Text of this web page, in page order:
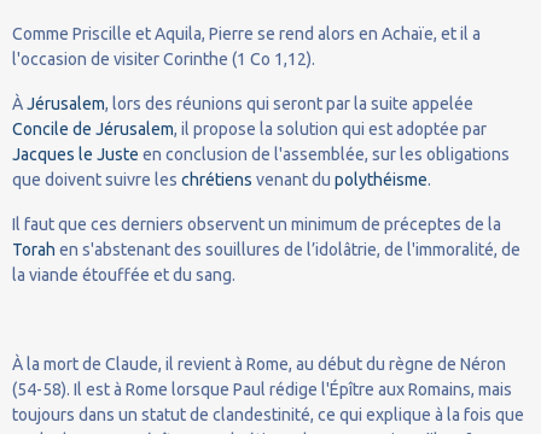
Comme Priscille et Aquila, Pierre se rend alors en Achaïe, et il a
l'occasion de visiter Corinthe (1 Co 1,12).
ÀJérusalem, lors des réunions qui seront par la suite appelée
Concile de Jérusalem, il propose la solution qui est adoptée par
Jacques le Juste en conclusion de l'assemblée, sur les obligations
que doivent suivre les chrétiens venant du polythéisme.
Il faut que ces derniers observent un minimum de préceptes de la
Torah en s'abstenant des souillures de l’idolâtrie, de l'immoralité, de
la viande étouffée et du sang.
À la mort de Claude, il revient à Rome, au début du règne de Néron
(54-58). Il est à Rome lorsque Paul rédige l'Épître aux Romains, mais
toujours dans un statut de clandestinité, ce qui explique à la fois que